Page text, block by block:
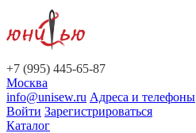
+7 (995) 445-65-87
Москва
info@unisew.ru Адреса и телефоны
Войти Зарегистрироваться
Каталог